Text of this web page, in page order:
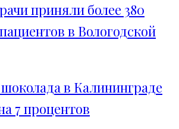
приняли более 380
в Вологодской
в Калининграде
7 процентов